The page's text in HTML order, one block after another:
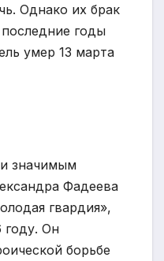
Однако их брак
годы
умер 13 марта
значимым
Фадеева
гвардия»,
году. Он
борьбе